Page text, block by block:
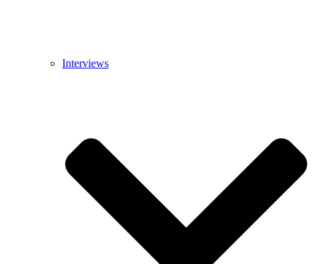
Interviews